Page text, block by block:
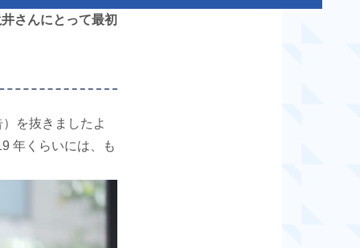
さんにとって最初
を抜きましたよ
年くらいには、も